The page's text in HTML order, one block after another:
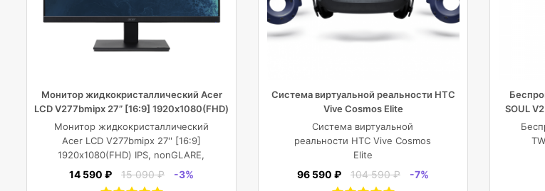
Монитор жидкокристаллический Acer
LCD V277bmipx 27” [16:9] 1920х1080(FHD)
IPS
Монитор жидкокристаллический
Acer LCD V277bmipx 27'' [16:9]
1920х1080(FHD) IPS, nonGLARE,
250cd/m2, H178°/V178°, 3000:1,
14 590 ₽ 15 090 ₽ -3%
Система виртуальной реальности HTC
Vive Cosmos Elite
Система виртуальной
реальности HTC Vive Cosmos
Elite
96 590 ₽ 104 590 ₽ -7%
SOUL